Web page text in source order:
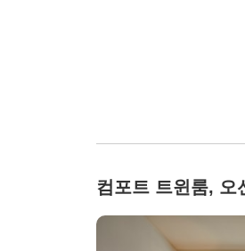
컴포트 트윈룸, 오